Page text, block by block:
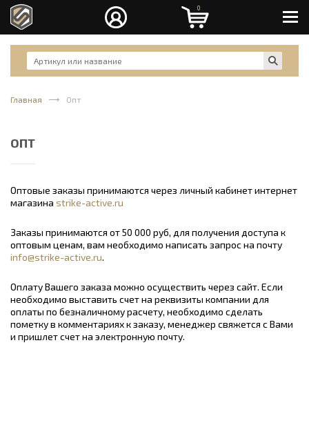
0
Главная Опт
ОПТ
Оптовые заказы принимаются через личный кабинет интернет
магазина strike-active.ru
Заказы принимаются от 50 000 руб, для получения доступа к
оптовым ценам, вам необходимо написать запрос на почту
info@strike-active.ru.
Оплату Вашего заказа можно осуществить через сайт. Если
необходимо выставить счет на реквизиты компании для
оплаты по безналичному расчету, необходимо сделать
пометку в комментариях к заказу, менеджер свяжется с Вами
и пришлет счет на электронную почту.